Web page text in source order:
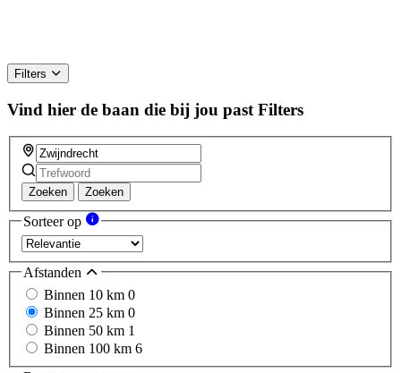
Filters
Vind hier de baan die bij jou past Filters
Zoeken Zoeken
Sorteer op
Afstanden
Binnen 10 km 0
Binnen 25 km 0
Binnen 50 km 1
Binnen 100 km 6